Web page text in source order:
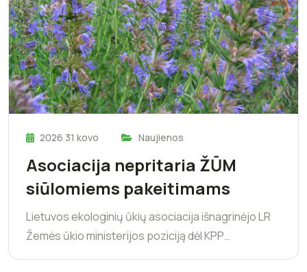
2026 31 kovo Naujienos
Asociacija nepritaria ŽŪM
siūlomiems pakeitimams
Lietuvos ekologinių ūkių asociacija išnagrinėjo LR
Žemės ūkio ministerijos poziciją dėl KPP…